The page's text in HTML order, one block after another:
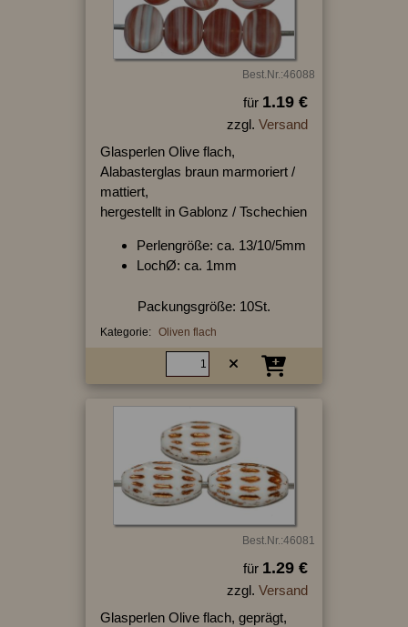
Best.Nr.:46088
für 1.19 €
zzgl. Versand
Glasperlen Olive flach,
Alabasterglas braun marmoriert /
mattiert,
hergestellt in Gablonz / Tschechien
Perlengröße: ca. 13/10/5mm
LochØ: ca. 1mm
Packungsgröße: 10St.
Kategorie: Oliven flach
Best.Nr.:46081
für 1.29 €
zzgl. Versand
Glasperlen Olive flach, geprägt,